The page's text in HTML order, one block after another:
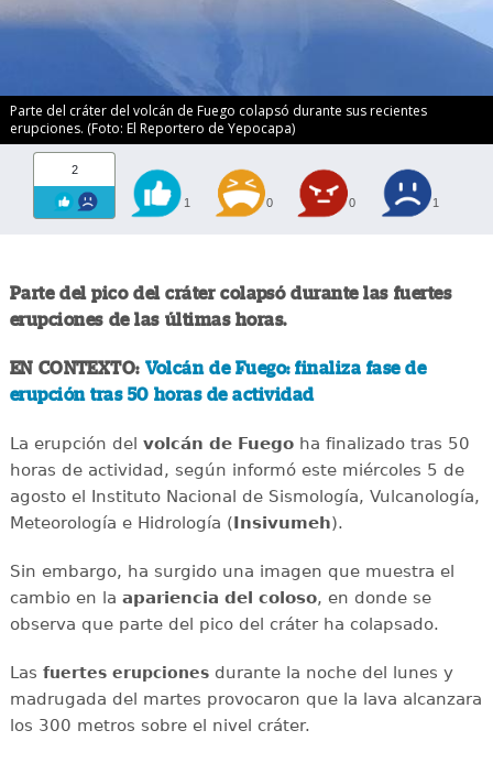
Parte del cráter del volcán de Fuego colapsó durante sus recientes
erupciones. (Foto: El Reportero de Yepocapa)
2
1 0 0 1
Parte del pico del cráter colapsó durante las fuertes
erupciones de las últimas horas.
EN CONTEXTO: Volcán de Fuego: finaliza fase de
erupción tras 50 horas de actividad
La erupción del volcán de Fuegoha finalizado tras 50
horas de actividad, según informó este miércoles 5 de
agosto el Instituto Nacional de Sismología, Vulcanología,
Meteorología e Hidrología ( Insivumeh).
Sin embargo, ha surgido una imagen que muestra el
cambio en la apariencia del coloso, en donde se
observa que parte del pico del cráter ha colapsado.
Las fuertes erupcionesdurante la noche del lunes y
madrugada del martes provocaron que la lava alcanzara
los 300 metros sobre el nivel cráter.